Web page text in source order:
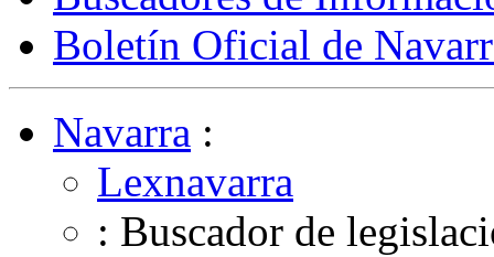
Boletín Oficial de
Navarra :
Lexnavarra
: Buscador de